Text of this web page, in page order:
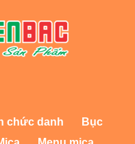
chức danh
Bục